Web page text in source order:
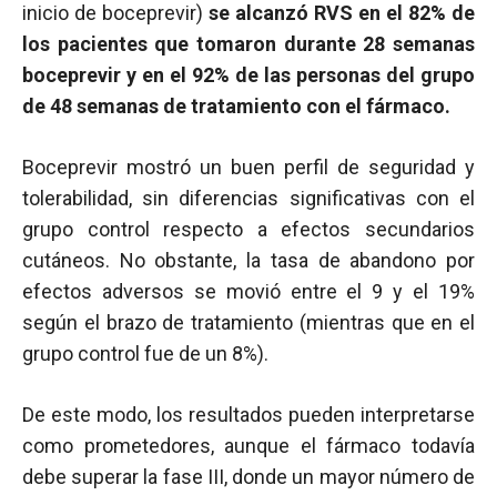
inicio de boceprevir) se alcanzó RVS en el 82% de
los pacientes que tomaron durante 28 semanas
boceprevir y en el 92% de las personas del grupo
de 48 semanas de tratamiento con el fármaco.
Boceprevir mostró un buen perfil de seguridad y
tolerabilidad, sin diferencias significativas con el
grupo control respecto a efectos secundarios
cutáneos. No obstante, la tasa de abandono por
efectos adversos se movió entre el 9 y el 19%
según el brazo de tratamiento (mientras que en el
grupo control fue de un 8%).
De este modo, los resultados pueden interpretarse
como prometedores, aunque el fármaco todavía
debe superar la fase III, donde un mayor número de